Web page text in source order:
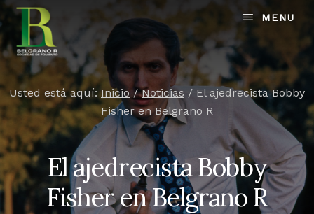
Skip
to
content
MENU
Usted está aquí:Inicio / Noticias / El ajedrecista Bobby
Fisher en Belgrano R
El ajedrecista Bobby
Fisher en Belgrano R